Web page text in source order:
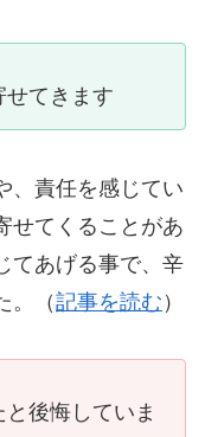
せてきます
、責任を感じてい
せてくることがあ
てあげる事で、辛
。（記事を読む ）
後悔していま